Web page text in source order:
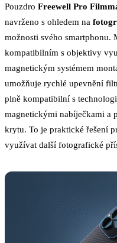
Pouzdro Freewell Pro
navrženo s ohledem na
možnosti svého smartphonu.
kompatibilním s objektivy
magnetickým systémem
umožňuje rychlé upevnění
plně kompatibilní s
magnetickými nabíječkami a
krytu. To je praktické řešení
využívat další fotografické